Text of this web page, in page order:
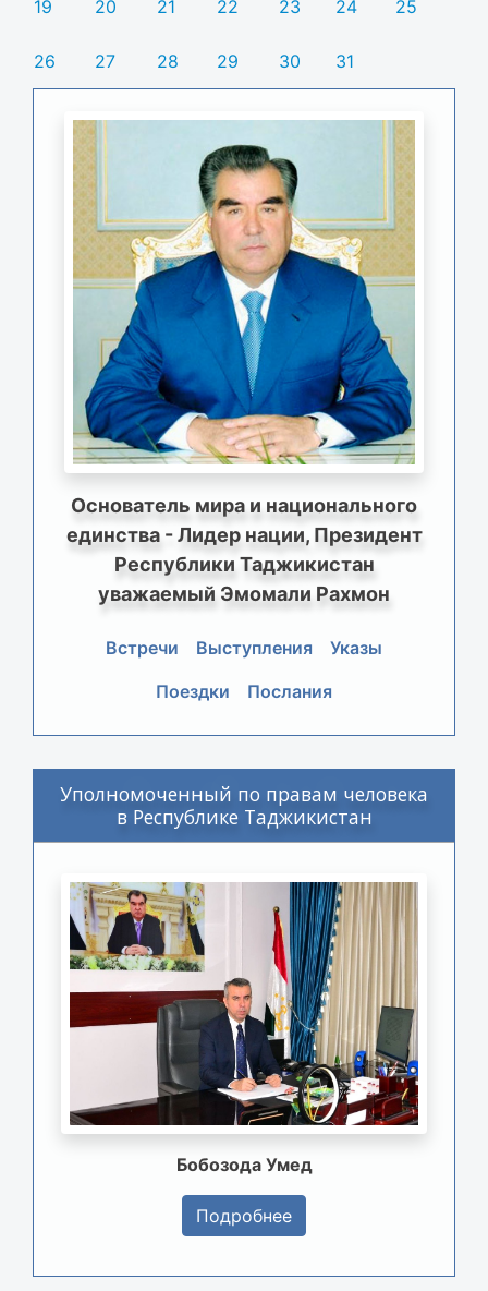
19 20 21 22 23 24 25
26 27 28 29 30 31
Основатель мира и национального
единства - Лидер нации, Президент
Республики Таджикистан
уважаемый Эмомали Рахмон
Встречи Выступления
Указы
Поездки
Послания
Уполномоченный по правам человека
в Республике Таджикистан
Бобозода Умед
Подробнее